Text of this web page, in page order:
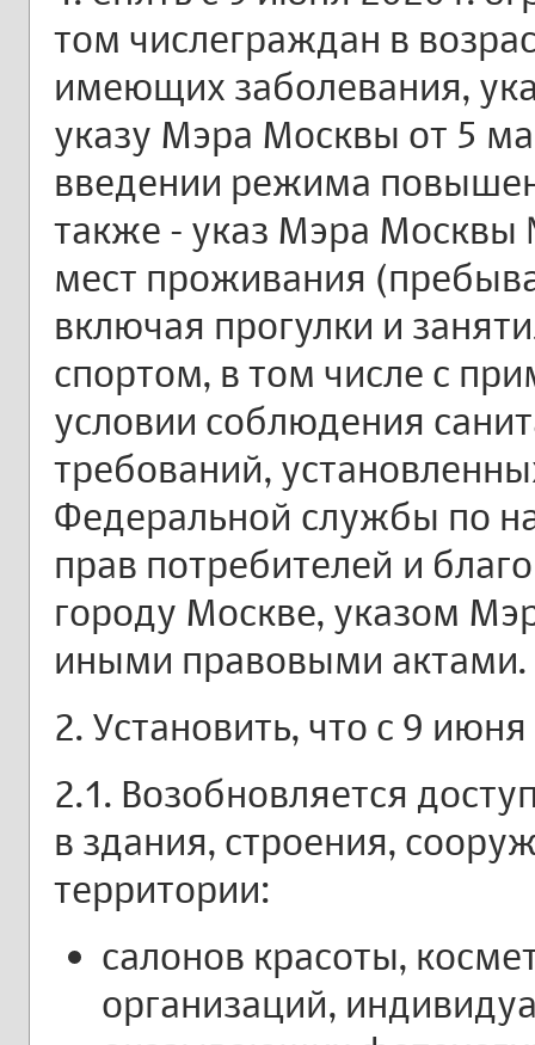
том числеграждан в
имеющих заболевания,
указу Мэра Москвы от 5
введении режима
также - указ Мэра
мест проживания
включая прогулки и
спортом, в том числе с
условии соблюдения
требований,
Федеральной службы по
прав потребителей и
городу Москве, указом
иными правовыми актами.
2. Установить, что с 9 июня
2.1. Возобновляется
в здания, строения,
территории:
салонов красоты,
организаций,